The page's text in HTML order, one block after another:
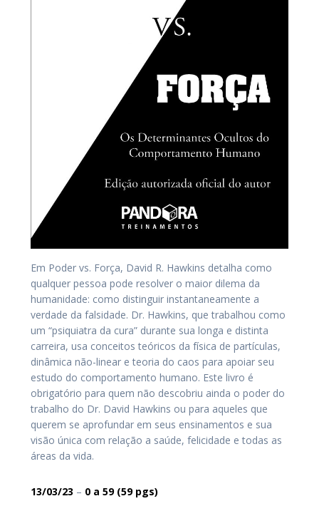
Em Poder vs. Força, David R. Hawkins detalha como
qualquer pessoa pode resolver o maior dilema da
humanidade: como distinguir instantaneamente a
verdade da falsidade. Dr. Hawkins, que trabalhou como
um “psiquiatra da cura” durante sua longa e distinta
carreira, usa conceitos teóricos da física de partículas,
dinâmica não-linear e teoria do caos para apoiar seu
estudo do comportamento humano. Este livro é
obrigatório para quem não descobriu ainda o poder do
trabalho do Dr. David Hawkins ou para aqueles que
querem se aprofundar em seus ensinamentos e sua
visão única com relação a saúde, felicidade e todas as
áreas da vida.
13/03/23 – 0 a 59 (59 pgs)